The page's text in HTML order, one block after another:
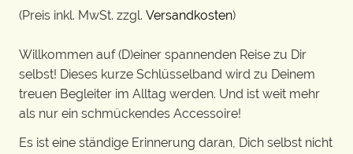
(Preis inkl. MwSt. zzgl. Versandkosten)
Willkommen auf (D)einer spannenden Reise zu Dir
selbst! Dieses kurze Schlüsselband wird zu Deinem
treuen Begleiter im Alltag werden. Und ist weit mehr
als nur ein schmückendes Accessoire!
Es ist eine ständige Erinnerung daran, Dich selbst nicht